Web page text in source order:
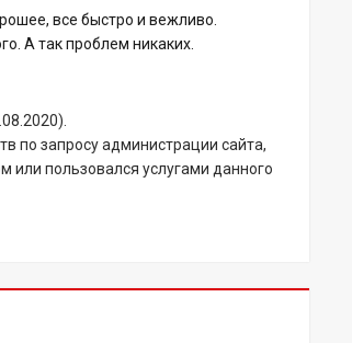
все быстро и вежливо.
А так проблем никаких.
по запросу администрации сайта,
или пользовался услугами данного